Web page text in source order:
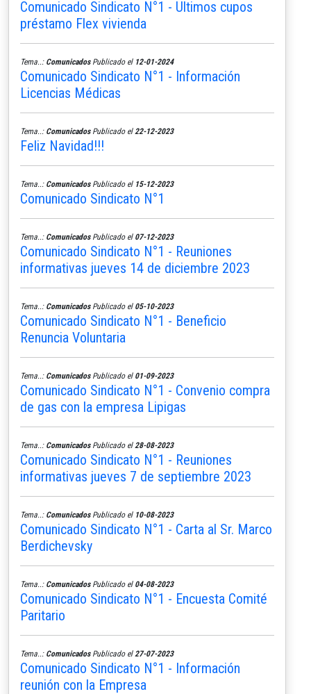
Comunicado Sindicato N°1 - Ultimos cupos
préstamo Flex vivienda
Tema..: ComunicadosPublicado el 12-01-2024
Comunicado Sindicato N°1 - Información
Licencias Médicas
Tema..: ComunicadosPublicado el 22-12-2023
Feliz Navidad!!!
Tema..: ComunicadosPublicado el 15-12-2023
Comunicado Sindicato N°1
Tema..: ComunicadosPublicado el 07-12-2023
Comunicado Sindicato N°1 - Reuniones
informativas jueves 14 de diciembre 2023
Tema..: ComunicadosPublicado el 05-10-2023
Comunicado Sindicato N°1 - Beneficio
Renuncia Voluntaria
Tema..: ComunicadosPublicado el 01-09-2023
Comunicado Sindicato N°1 - Convenio compra
de gas con la empresa Lipigas
Tema..: ComunicadosPublicado el 28-08-2023
Comunicado Sindicato N°1 - Reuniones
informativas jueves 7 de septiembre 2023
Tema..: ComunicadosPublicado el 10-08-2023
Comunicado Sindicato N°1 - Carta al Sr. Marco
Berdichevsky
Tema..: ComunicadosPublicado el 04-08-2023
Comunicado Sindicato N°1 - Encuesta Comité
Paritario
Tema..: ComunicadosPublicado el 27-07-2023
Comunicado Sindicato N°1 - Información
reunión con la Empresa